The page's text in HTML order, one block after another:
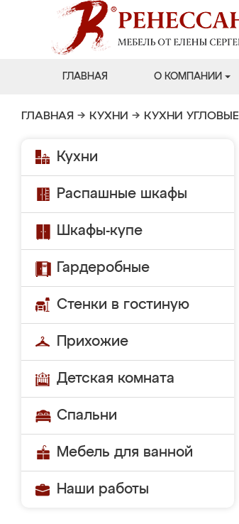
ГЛАВНАЯ О КОМПАНИИ
ГЛАВНАЯ → КУХНИ → КУХНИ УГЛОВЫЕ
Кухни
Распашные шкафы
Шкафы-купе
Гардеробные
Стенки в гостиную
Прихожие
Детская комната
Спальни
Мебель для ванной
Наши работы